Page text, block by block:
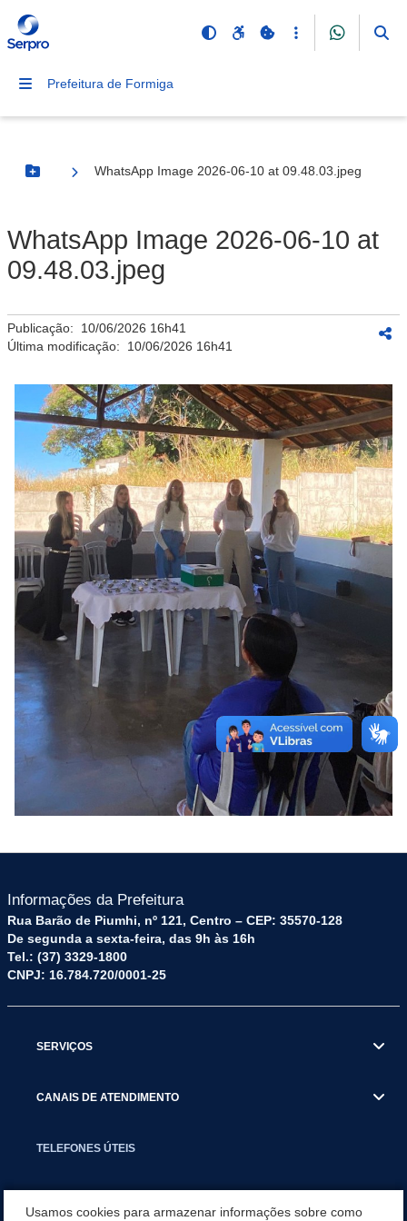
Prefeitura de Formiga
Botão Menu
WhatsApp Image 2026-06-10 at 09.48.03.jpeg
WhatsApp Image 2026-06-10 at
09.48.03.jpeg
Publicação: 10/06/2026 16h41
Última modificação: 10/06/2026 16h41
Informações da Prefeitura
Rua Barão de Piumhi, nº 121, Centro – CEP: 35570-128
De segunda a sexta-feira, das 9h às 16h
Tel.: (37) 3329-1800
CNPJ: 16.784.720/0001-25
SERVIÇOS
CANAIS DE ATENDIMENTO
TELEFONES ÚTEIS
Usamos cookies para armazenar informações sobre como